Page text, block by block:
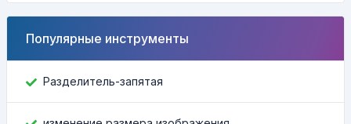
Популярные инструменты
Разделитель-запятая